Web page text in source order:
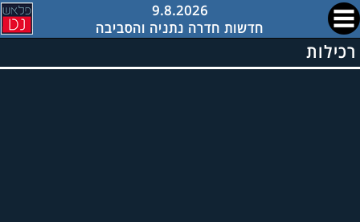
9.8.2026
חדשות חדרה נתניה והסביבה
רכילות